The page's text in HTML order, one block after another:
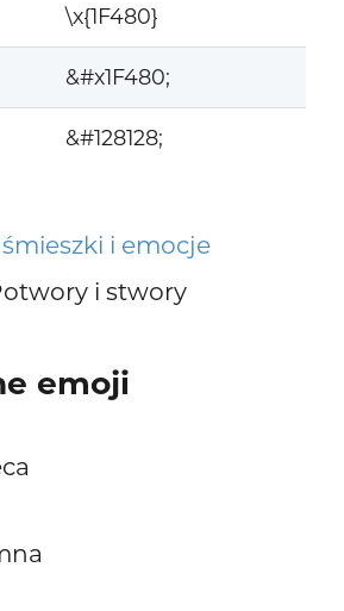
\x{1F480}
&#x1F480;
&#128128;
i emocje
i stwory
emoji